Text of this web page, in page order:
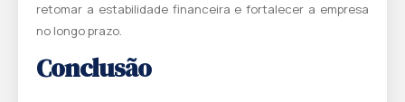
retomar a estabilidade financeira e fortalecer a empresa
no longo prazo.
Conclusão